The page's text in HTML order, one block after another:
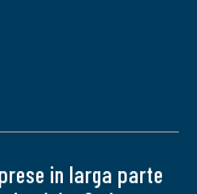
in larga parte